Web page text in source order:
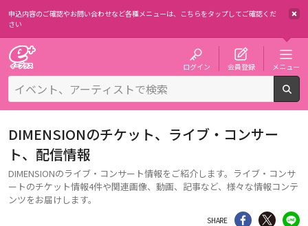
申込内容のご確認やお問い合わせなど各種メニューは、 こちらをタップしてご確認くだ
さい
ログイン 会員登録 メニュー
DIMENSIONのチケット、ライブ・コンサー
ト、配信情報
DIMENSIONのライブ・コンサート情報をご紹介します。ライブ・コンサ
ートのチケット情報4件や関連画像、動画、記事など、様々な情報コンテ
ンツをお届けします。
SHARE シェア Twitter